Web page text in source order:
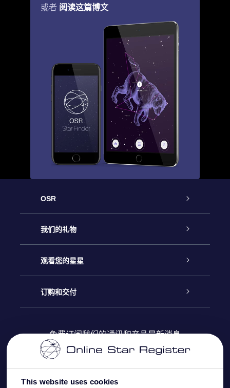
This website uses cookies
或者 阅读这篇博文
OSR
客户服务
联系我们
博客
评论
我们的礼物
Online Star礼物
OSR 礼物包
OSR 礼物卡
公司礼品
观看您的星星
Online Star Register
个性化的Star Page
One Million Stars
订购和交付
付款信息
配送信息
免费订阅我们的通讯和产品最新消息